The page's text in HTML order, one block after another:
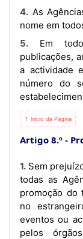
4. As Agências de Viagens devem utilizar o mesmo
nome em
5. Em todos os contratos, correspondência,
publicações,
a actividade
número do
⇡ Início da Página
Artigo 8.º
1. Sem prejuízo das entidades promotoras do turismo,
todas as
promoção do
no
eventos ou
pelos